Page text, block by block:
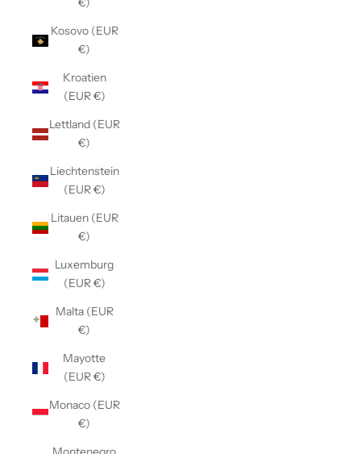
Kosovo (EUR
€)
Kroatien
(EUR €)
Lettland (EUR
€)
Liechtenstein
(EUR €)
Litauen (EUR
€)
Luxemburg
(EUR €)
Malta (EUR
€)
Mayotte
(EUR €)
Monaco (EUR
€)